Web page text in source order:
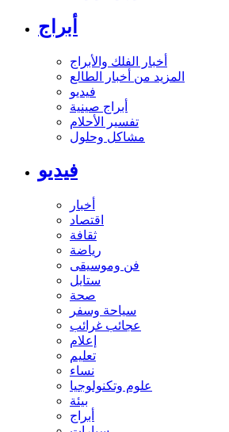
أبراج
أخبار الفلك والأبراج
المزيد من أخبار الطالع
فيديو
أبراج صينية
تفسير الأحلام
مشاكل وحلول
فيديو
أخبار
اقتصاد
ثقافة
رياضة
فن وموسيقى
ستايل
صحة
سياحة وسفر
عجائب غرائب
إعلام
تعليم
نساء
علوم وتكنولوجيا
بيئة
أبراج